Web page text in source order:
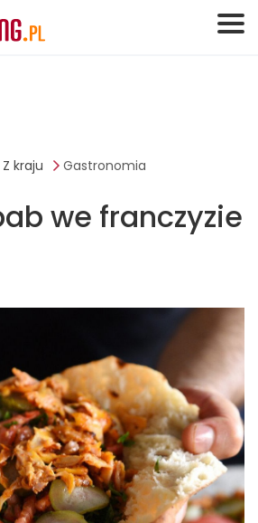
Z kraju Gastronomia
we franczyzie